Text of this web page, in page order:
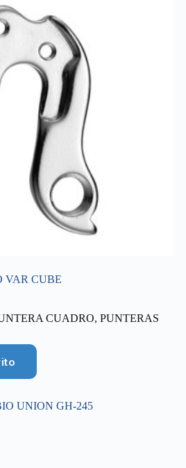
VAR CUBE
CUADRO, PUNTERAS